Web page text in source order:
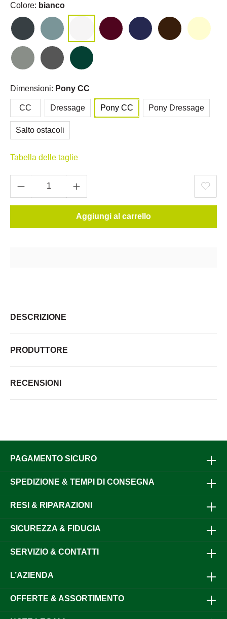
Colore: bianco
Dimensioni: Pony CC
CC Dressage Pony CC Pony Dressage
Salto ostacoli
Tabella delle taglie
Aggiungi al carrello
DESCRIZIONE
PRODUTTORE
RECENSIONI
PAGAMENTO SICURO
SPEDIZIONE & TEMPI DI CONSEGNA
RESI & RIPARAZIONI
SICUREZZA & FIDUCIA
SERVIZIO & CONTATTI
L’AZIENDA
OFFERTE & ASSORTIMENTO